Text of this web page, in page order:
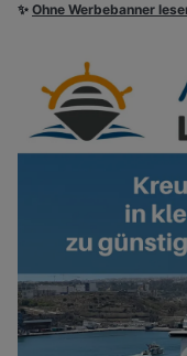
✨ Ohne Werbebanner